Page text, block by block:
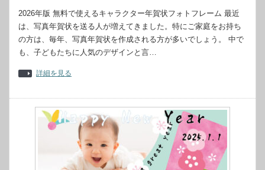
2026年版 無料で使えるキャラクター年賀状フォトフレーム 最近
は、写真年賀状を送る人が増えてきました。特にご家庭をお持ち
の方は、毎年、写真年賀状を作成される方が多いでしょう。 中で
も、子どもたちに人気のデザインと言…
詳細を見る